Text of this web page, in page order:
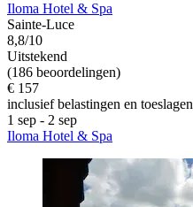
Iloma Hotel & Spa
Sainte-Luce
8,8/10
Uitstekend
(186 beoordelingen)
€ 157
inclusief belastingen en toeslagen
1 sep - 2 sep
Iloma Hotel & Spa